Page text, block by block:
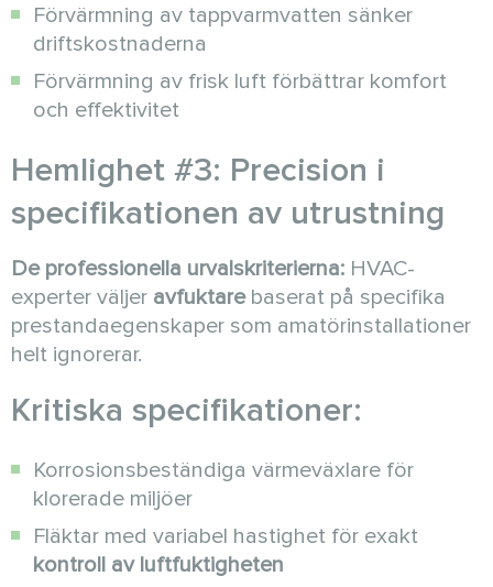
Förvärmning av tappvarmvatten sänker
driftskostnaderna
Förvärmning av frisk luft förbättrar komfort
och effektivitet
Hemlighet #3: Precision i
specifikationen av utrustning
De professionella urvalskriterierna: HVAC-
experter väljer avfuktarebaserat på specifika
prestandaegenskaper som amatörinstallationer
helt ignorerar.
Kritiska specifikationer:
Korrosionsbeständiga värmeväxlare för
klorerade miljöer
Fläktar med variabel hastighet för exakt
kontroll av luftfuktigheten